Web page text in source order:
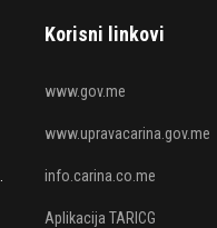
Korisni linkovi
www.gov.me
www.upravacarina.gov.me
info.carina.co.me
Aplikacija TARICG